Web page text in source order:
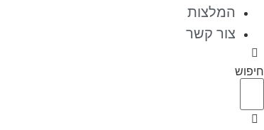
המלצות
צור קשר
חיפוש